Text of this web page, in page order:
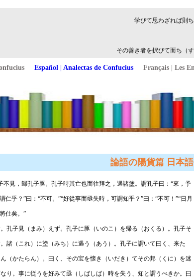
論語の陽貨篇 日本語
不見，歸孔子豚。孔子時其亡也而往拜之，遇諸塗。謂孔子曰：“來，予
仁乎？”曰：“不可。”“好從事而亟失時，可謂知乎？”曰：“不可！”“日月
仕矣。”
孔子見（まみ）えず。孔子に豚（いのこ）を帰る（おくる）。孔子そ
諸（これ）に塗（みち）に遇う（あう）。孔子に謂いて曰く、来た
（かたらん）。曰く、その宝を懐き（いだき）てその邦（くに）を迷
り。事に従うを好みて亟（しばしば）時を失う、知と謂うべきか。曰